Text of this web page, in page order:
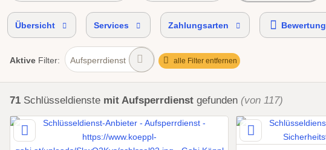
Einbruch Soforthilfe
Übersicht Services Zahlungsarten Bewertung
Aktive Filter: Aufsperrdienst alle Filter entfernen
71 Schlüsseldienste mit Aufsperrdienst gefunden (von 117)